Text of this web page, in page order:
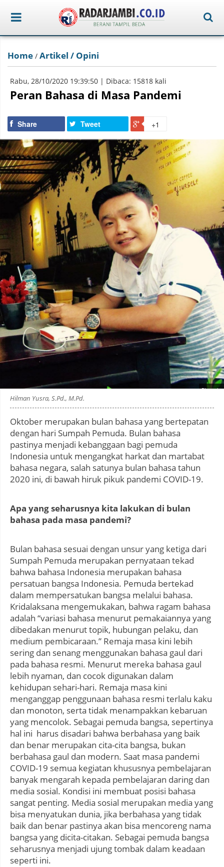
Home / Artikel / Opini
Rabu, 28/10/2020 19:39:50 | Dibaca: 15818 kali
Peran Bahasa di Masa Pandemi
Share Tweet +1
Photo by
Hilman Yusra, S.Pd., M.Pd.
Oktober merupakan bulan bahasa yang bertepatan
dengan hari Sumpah Pemuda. Bulan bahasa
pastinya menjadi kebanggaan bagi pemuda
Indonesia untuk mengangkat harkat dan martabat
bahasa negara, salah satunya bulan bahasa tahun
2020 ini, di bawah hiruk pikuk pandemi COVID-19.
Apa yang seharusnya kita lakukan di bulan
bahasa pada masa pandemi?
Bulan bahasa sesuai dengan unsur yang ketiga dari
Sumpah Pemuda merupakan pernyataan tekad
bahwa bahasa Indonesia merupakan bahasa
persatuan bangsa Indonesia. Pemuda bertekad
dalam mempersatukan bangsa melalui bahasa.
Kridalaksana mengemukakan, bahwa ragam bahasa
adalah “variasi bahasa menurut pemakaiannya yang
dibedakan menurut topik, hubungan pelaku, dan
medium pembicaraan.” Remaja masa kini lebih
sering dan senang menggunakan bahasa gaul dari
pada bahasa resmi. Menurut mereka bahasa gaul
lebih nyaman, dan cocok digunakan dalam
kehidupan sehari-hari. Remaja masa kini
menganggap penggunaan bahasa resmi terlalu kaku
dan monoton, serta tidak menampakkan kebaruan
yang mencolok. Sebagai pemuda bangsa, sepertinya
hal ini harus disadari bahwa berbahasa yang baik
dan benar merupakan cita-cita bangsa, bukan
berbahasa gaul dan modern. Saat masa pandemi
COVID-19 semua kegiatan khususnya pembelajaran
banyak mengarah kepada pembelajaran daring dan
media sosial. Kondisi ini membuat posisi bahasa
sangat penting. Media sosial merupakan media yang
bisa menyatukan dunia, jika berbahasa yang tidak
baik dan benar pastinya akan bisa mencoreng nama
bangsa yang dicita-citakan. Sebagai pemuda bangsa
seharusnya menjadi ujung tombak dalam keadaan
seperti ini.